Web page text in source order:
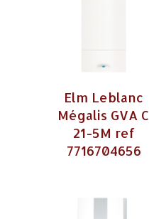
Elm Leblanc
Mégalis GVA C
21-5M ref
7716704656